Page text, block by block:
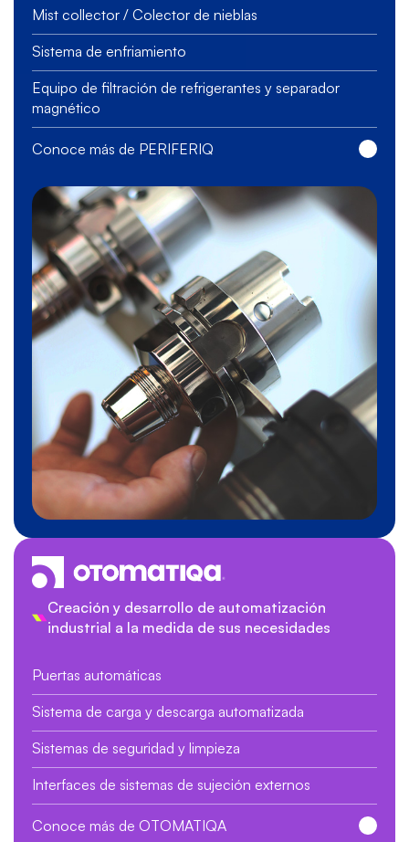
Mist collector / Colector de nieblas
Sistema de enfriamiento
Equipo de filtración de refrigerantes y separador
magnético
Conoce más de PERIFERIQ
Creación y desarrollo de automatización
industrial a la medida de sus necesidades
Puertas automáticas
Sistema de carga y descarga automatizada
Sistemas de seguridad y limpieza
Interfaces de sistemas de sujeción externos
Conoce más de OTOMATIQA